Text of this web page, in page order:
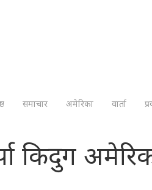
समाचार अमेरिका वार्ता
किदुग